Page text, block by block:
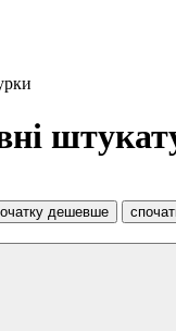
дешевше